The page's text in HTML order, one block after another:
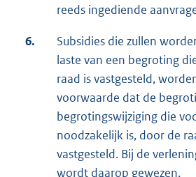
reeds ingediende
6.
Subsidies die zullen
laste van een begroting
raad is vastgesteld,
voorwaarde dat de
begrotingswijziging die
noodzakelijk is, door de
vastgesteld. Bij de
wordt daarop gewezen.